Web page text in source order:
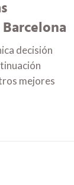
decisión
mejores